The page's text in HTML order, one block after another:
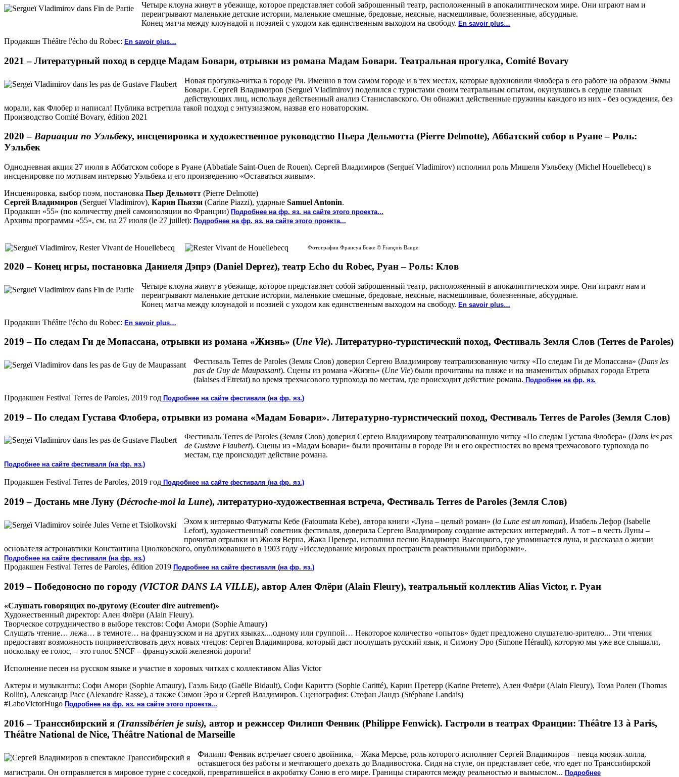
Четыре клоуна живут в убежище, которое представляет собой заброшенный театр, расположенный в апокалиптическом мире. Они играют нам и
переигрывают маленькие детские истории, маленькие смешные, бредовые, неясные, насмешливые, болезненные, абсурдные.
Конец матча между клоунадой и поэзией с уходом как единственным выходом на свободу. En savoir plus…
Продакшн Théâtre l'écho du Robec: En savoir plus…
2021 – Литературный поход в сердце Мадам Бовари, отрывки из романа Мадам Бовари. Театральная прогулка, Comité Bovary
Новая прогулка-читка в городе Ри. Именно в том самом городе и в тех местах, которые вдохновили Флобера в его работе на образом Эммы
Бовари. Сергей Владимиров (Sergueï Vladimirov) поделился с туристами своим театральным опытом, окунувшись в сердце главных
действующих лиц, используя действенный анализ Станиславского. Он обнажил действенные пружины каждого из них - без осуждения, без
морали, как Флобер и написал! Публика встретила такой подход с энтузиазмом, назвав его новаторским.
Производство Comité Bovary, édition 2021
2020 – Вариации по Уэльбеку, инсценировка и художественное руководство Пьера Дельмотта (Pierre Delmotte), Аббатский собор в Руане – Роль:
Уэльбек
Однодневная акция 27 июля в Аббатском соборе в Руане (Abbatiale Saint-Ouen de Rouen). Сергей Владимиров (Sergueï Vladimirov) исполнил роль Мишеля Уэльбеку (Michel Houellebecq) в
инсценировке по мотивам интервью Уэльбека и его произведению «Оставаться живым».
Инсценировка, выбор поэм, постановка Пьер Дельмотт (Pierre Delmotte)
Сергей Владимиров (Sergueï Vladimirov), Карин Пьяззи (Carine Piazzi), ударные Samuel Antonin.
Продакшн «55» (по количеству дней самоизоляции во Франции) Подробнее на фр. яз. на сайте этого проекта...
Архивы программы «55», см. на 27 июля (le 27 juillet): Подробнее на фр. яз. на сайте этого проекта...
Фотографии Франсуа Боже © François Bauge
2020 – Конец игры, постановка Даниеля Дэпрэ (Daniel Deprez), театр Echo du Robec, Руан – Роль: Клов
Четыре клоуна живут в убежище, которое представляет собой заброшенный театр, расположенный в апокалиптическом мире. Они играют нам и
переигрывают маленькие детские истории, маленькие смешные, бредовые, неясные, насмешливые, болезненные, абсурдные.
Конец матча между клоунадой и поэзией с уходом как единственным выходом на свободу. En savoir plus…
Продакшн Théâtre l'écho du Robec: En savoir plus…
2019 – По следам Ги де Мопассана, отрывки из романа «Жизнь» (Une Vie). Литературно-туристический поход, Фестиваль Земля Слов (Terres de Paroles)
Фестиваль Terres de Paroles (Земля Слов) доверил Сергею Владимирову театрализованную читку «По следам Ги де Мопассана» (Dans les
pas de Guy de Maupassant). Сцены из романа «Жизнь» (Une Vie) были прочитаны на пляже и на знаменитых обрывах города Етрета
(falaises d'Etretat) во время трехчасового турпохода по местам, где происходит действие романа. Подробнее на фр. яз.
Продакшен Festival Terres de Paroles, 2019 год Подробнее на сайте фестиваля (на фр. яз.)
2019 – По следам Густава Флобера, отрывки из романа «Мадам Бовари». Литературно-туристический поход, Фестиваль Terres de Paroles (Земля Слов)
Фестиваль Terres de Paroles (Земля Слов) доверил Сергею Владимирову театрализованную читку «По следам Густава Флобера» (Dans les pas
de Gustave Flaubert). Сцены из «Мадам Бовари» были прочитаны в городе Ри и его окрестностях во время трехчасового турпохода по
местам, где происходит действие романа.
Подробнее на сайте фестиваля (на фр. яз.)
Продакшен Festival Terres de Paroles, 2019 год Подробнее на сайте фестиваля (на фр. яз.)
2019 – Достань мне Луну (Décroche-moi la Lune), литературно-художественная встреча, Фестиваль Terres de Paroles (Земля Слов)
Эхом к интервью Фатуматы Кебе (Fatoumata Kebe), автора книги «Луна – целый роман» (la Lune est un roman), Изабель Лефор (Isabelle
Lefort), художественный советник фестиваля, доверила Сергею Владимирову создание актерских интермедий. А тот – в честь Луны –
прочитал отрывки из Жюля Верна, Жака Превера, исполнил песню Владимира Высоцкого, где упоминается луна, и рассказал о жизни
основателя астронавтики Константина Циолковского, опубликовавшего в 1903 году «Исследование мировых пространств реактивными приборами».
Подробнее на сайте фестиваля (на фр. яз.)
Продакшен Festival Terres de Paroles, édition 2019 Подробнее на сайте фестиваля (на фр. яз.)
2019 – Победоносно по городу (VICTOR DANS LA VILLE), автор Ален Флёри (Alain Fleury), театральный коллектив Alias Victor, г. Руан
«Слушать говорящих по-другому (Ecouter dire autrement)»
Художественный директор: Ален Флёри (Alain Fleury).
Творческое сотрудничество в выборе текстов: Софи Амори (Sophie Amaury)
Слушать чтение… лежа… в темноте… на французском и на других языках....одному или группой… Некоторое количество «опытов» будет предложено слушателю-зрителю... Эти чтения
предоставят возможность поприветствовать двух новых чтецов: Сергея Владимирова, который даст послушать русский язык, и Симону Эро (Simone Hérault), которую мы уже все слышали,
поскольку ее голос, – это голос SNCF – французской железной дороги!
Исполнение песен на русском языке и участие в хоровых читках с коллективом Alias Victor
Актеры и музыканты: Софи Амори (Sophie Amaury), Гаэль Бидо (Gaëlle Bidault), Софи Кариттэ (Sophie Caritté), Карин Претерр (Karine Preterre), Ален Флёри (Alain Fleury), Тома Ролен (Thomas
Rollin), Александр Расс (Alexandre Rasse), а также Симон Эро и Сергей Владимиров. Сценография: Стефан Ландэ (Stéphane Landais)
#LaboVictorHugo Подробнее на фр. яз. на сайте этого проекта...
2016 – Транссибирский я (Transsibérien je suis), автор и режиссер Филипп Фенвик (Philippe Fenwick). Гастроли в театрах Франции: Théâtre 13 à Paris,
Théâtre National de Nice, Théâtre National de Marseille
Филипп Фенвик встречает своего двойника, – Жака Мерсье, роль которого исполняет Сергей Владимиров – певца мюзик-холла,
оставшегося без работы и мечтающего доехать до Владивостока. Сидя на стуле, он представляет себе, что едет по Транссибирской
магистрали. Он отправляется в мировое турне с соседкой, превратившейся в акробатку Соню в его мире. Границы стираются между реальностью и вымыслом... Подробнее